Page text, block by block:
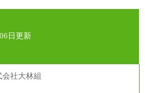
日更新